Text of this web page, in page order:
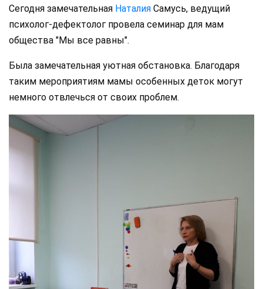
Сегодня замечательная Наталия Самусь, ведущий
психолог-дефектолог провела семинар для мам
общества "Мы все равны".
Была замечательная уютная обстановка. Благодаря
таким мероприятиям мамы особенных деток могут
немного отвлечься от своих проблем.